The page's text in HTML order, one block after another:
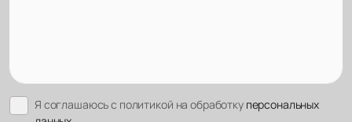
Я соглашаюсь с политикой на обработку персональных